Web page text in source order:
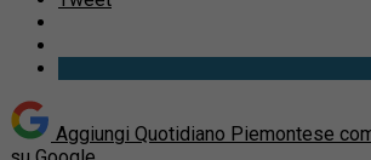
Aggiungi Quotidiano Piemontese